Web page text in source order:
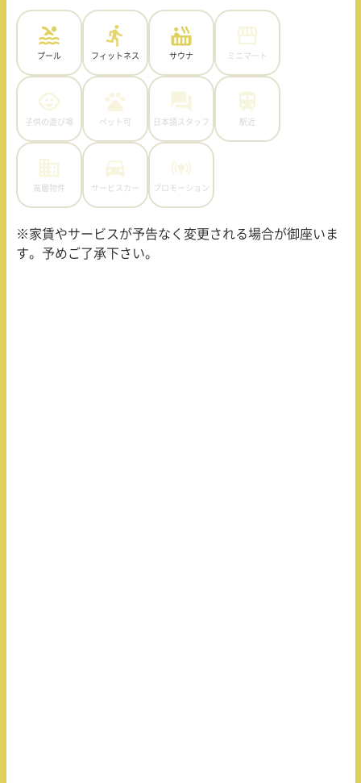
プール フィットネス サウナ ミニマート
子供の遊び場 ペット可 日本語スタッフ 駅近
高層物件 サービスカー プロモーション
※家賃やサービスが予告なく変更される場合が御座いま
す。予めご了承下さい。